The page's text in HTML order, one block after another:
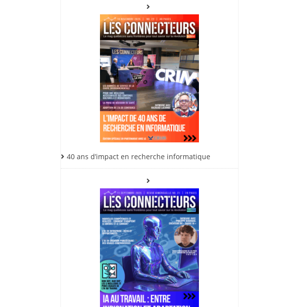
40 ans d’impact en recherche informatique